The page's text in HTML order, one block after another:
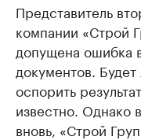
Представитель
компании «Строй
допущена ошибка
документов.
оспорить
известно. Однако
вновь, «Строй